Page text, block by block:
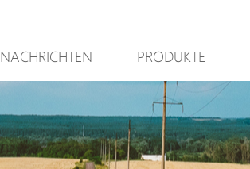
NACHRICHTEN PRODUKTE
Neues Produkt
PoE Switch
EPoX Serie